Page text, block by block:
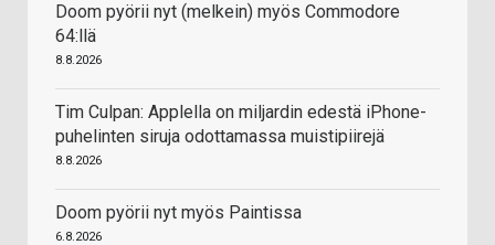
Doom pyörii nyt (melkein) myös Commodore
64:llä
8.8.2026
Tim Culpan: Applella on miljardin edestä iPhone-
puhelinten siruja odottamassa muistipiirejä
8.8.2026
Doom pyörii nyt myös Paintissa
6.8.2026